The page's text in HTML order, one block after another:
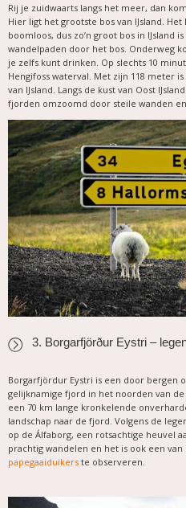
Rij je zuidwaarts langs het meer, dan
Hier ligt het grootste bos van IJsland.
boomloos, dus zo’n groot bos in IJsland
wandelpaden door het bos. Onderweg
je zelfs kunt drinken. Op slechts 10
Hengifoss waterval. Met zijn 118 meter
van IJsland. Langs de kust van Oost
fjorden omzoomd door steile wanden
3. Borgarfjörður Eystri –
Borgarfjördur Eystri is een door bergen
gelijknamige fjord in het noorden van
een 70 km lange kronkelende
landschap naar de fjord. Volgens de
op de Álfaborg, een rotsachtige heuvel
prachtig wandelen en het is ook een
papegaaiduikers te observeren.